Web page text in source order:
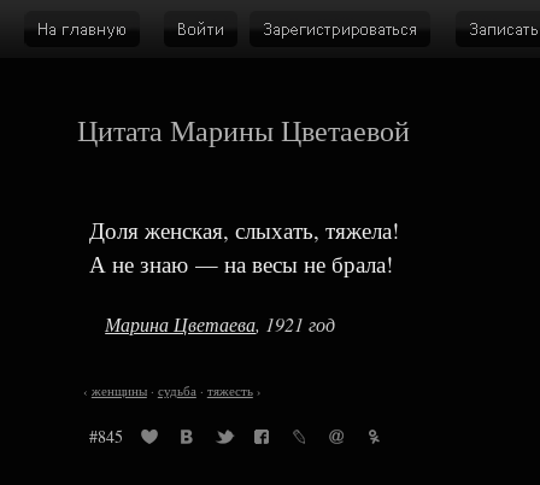
Цитата Марины Цветаевой
Доля женская, слыхать, тяжела!
А не знаю — на весы не брала!
Марина Цветаева, 1921 год
‹ женщины· судьба· тяжесть›
#845